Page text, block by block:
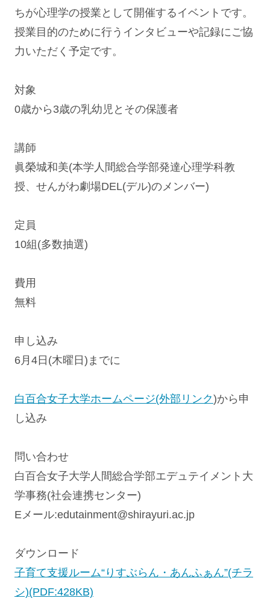
ちが心理学の授業として開催するイベントです。
授業目的のために行うインタビューや記録にご協
力いただく予定です。
対象
0歳から3歳の乳幼児とその保護者
講師
眞榮城和美(本学人間総合学部発達心理学科教
授、せんがわ劇場DEL(デル)のメンバー)
定員
10組(多数抽選)
費用
無料
申し込み
6月4日(木曜日)までに
白百合女子大学ホームページ(外部リンク)から申
し込み
問い合わせ
白百合女子大学人間総合学部エデュテイメント大
学事務(社会連携センター)
Eメール:edutainment@shirayuri.ac.jp
ダウンロード
子育て支援ルーム“りすぶらん・あんふぁん”(チラ
シ)(PDF:428KB)